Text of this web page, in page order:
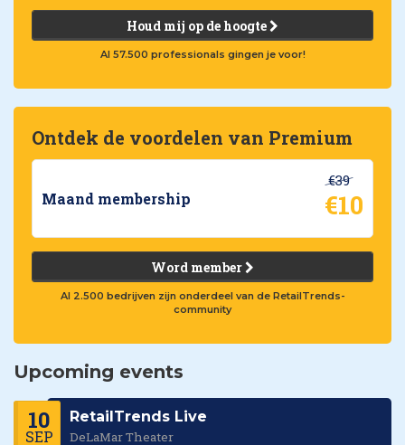
Houd mij op de hoogte
Al 57.500 professionals gingen je voor!
Ontdek de voordelen van Premium
Maand membership
€39
€10
Word member
Al 2.500 bedrijven zijn onderdeel van de RetailTrends-
community
Upcoming events
10
SEP
RetailTrends Live
DeLaMar Theater